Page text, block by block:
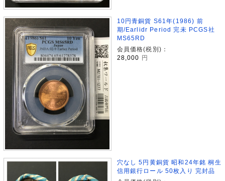
10円青銅貨 S61年(1986) 前
期/Earlidr Period 完未 PCGS社
MS65RD
会員価格(税別)：
28,000 円
穴なし 5円黄銅貨 昭和24年銘 桐生
信用銀行ロール 50枚入り 完封品